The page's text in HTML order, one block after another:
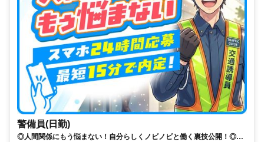
警備員(日勤)
◎人間関係にもう悩まない！自分らしくノビノビと働く裏技公開！◎ス